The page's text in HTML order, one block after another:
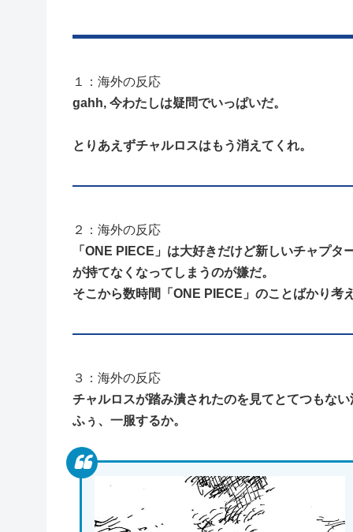
１：海外の反応
gahh, 今わたしは疑問でいっぱいだ。
とりあえずチャルロスはもう消えてくれ。
２：海外の反応
「ONE PIECE」は大好きだけど新しいチャプ
が持てなくなってしまうのが嫌だ。
そこから数時間「ONE PIECE」のことばかり考
３：海外の反応
チャルロスが踏み潰されたのを見てとてつもな
ふぅ、一服するか。